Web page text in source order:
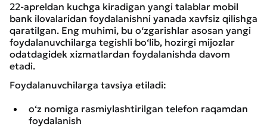
22-apreldan kuchga kiradigan yangi talablar mobil
bank ilovalaridan foydalanishni yanada xavfsiz qilishga
qaratilgan. Eng muhimi, bu o‘zgarishlar asosan yangi
foydalanuvchilarga tegishli bo‘lib, hozirgi mijozlar
odatdagidek xizmatlardan foydalanishda davom
etadi.
Foydalanuvchilarga tavsiya etiladi:
o‘z nomiga rasmiylashtirilgan telefon raqamdan
foydalanish